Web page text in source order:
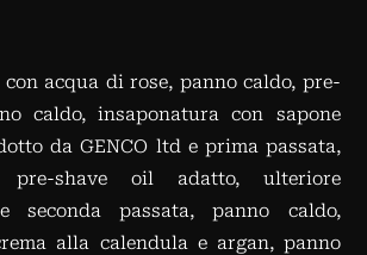
acqua di rose, panno caldo, pre-
caldo, insaponatura con sapone
da GENCO ltd e prima passata,
pre-shave oil adatto, ulteriore
seconda passata, panno caldo,
alla calendula e argan, panno